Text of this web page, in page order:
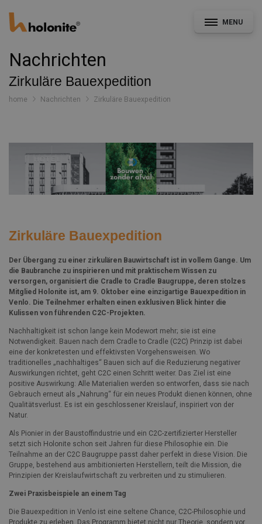
MENU
Allgemein
Fassade & Ausbau
CAD- und Leistungsverzeichnisservice
Konstruktionsdetails
Projekte
Kontakt
Nachrichten
Zirkuläre Bauexpedition
home Nachrichten Zirkuläre Bauexpedition
Zirkuläre Bauexpedition
Der Übergang zu einer zirkulären Bauwirtschaft ist in vollem Gange. Um
die Baubranche zu inspirieren und mit praktischem Wissen zu
versorgen, organisiert die Cradle to Cradle Baugruppe, deren stolzes
Mitglied Holonite ist, am 9. Oktober eine einzigartige Bauexpedition in
Venlo. Die Teilnehmer erhalten einen exklusiven Blick hinter die
Kulissen von führenden C2C-Projekten.
Nachhaltigkeit ist schon lange kein Modewort mehr; sie ist eine
Notwendigkeit. Bauen nach dem Cradle to Cradle (C2C) Prinzip ist dabei
eine der konkretesten und effektivsten Vorgehensweisen. Wo
traditionelles „nachhaltiges“ Bauen sich auf die Reduzierung negativer
Auswirkungen richtet, geht C2C einen Schritt weiter. Das Ziel ist eine
positive Auswirkung: Alle Materialien werden so entworfen, dass sie nach
Gebrauch erneut als „Nahrung“ für ein neues Produkt dienen können, ohne
Qualitätsverlust. Es ist ein geschlossener Kreislauf, inspiriert von der
Natur.
Als Pionier in der Baustoffindustrie und ein C2C-zertifizierter Hersteller
setzt sich Holonite schon seit Jahren für diese Philosophie ein. Die
Teilnahme an der C2C Baugruppe passt daher perfekt in diese Vision. Die
Gruppe, bestehend aus ambitionierten Herstellern, teilt die Mission, die
Prinzipien der Kreislaufwirtschaft zu verbreiten und zu stimulieren.
Zwei Praxisbeispiele an einem Tag
Die Bauexpedition in Venlo ist eine seltene Chance, C2C-Philosophie und
Produkte zu erleben. Das Programm bietet nicht nur Theorie, sondern vor